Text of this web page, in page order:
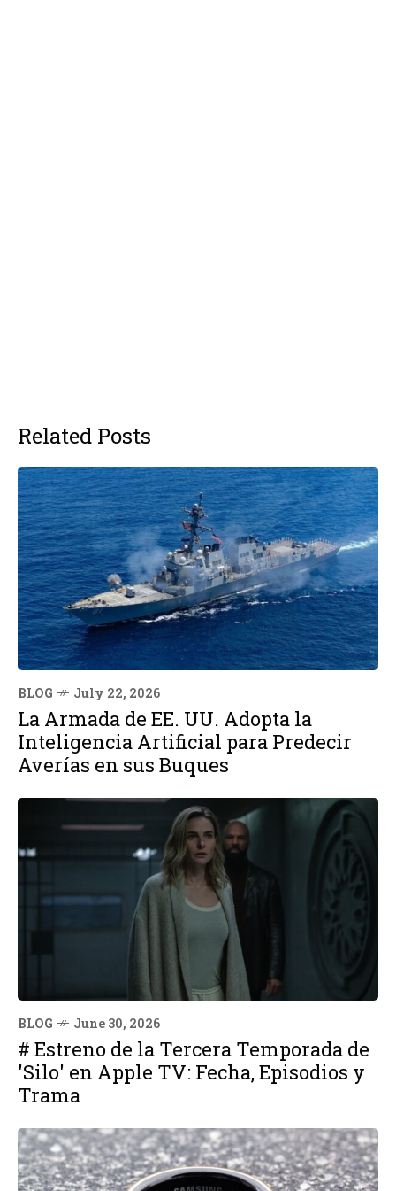
Related Posts
BLOG July 22, 2026
La Armada de EE. UU. Adopta la
Inteligencia Artificial para Predecir
Averías en sus Buques
BLOG June 30, 2026
# Estreno de la Tercera Temporada de
'Silo' en Apple TV: Fecha, Episodios y
Trama